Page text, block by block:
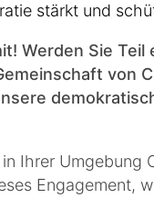
stärkt und
Werden Sie Teil
von
Ihrer Umgebung
Engagement,